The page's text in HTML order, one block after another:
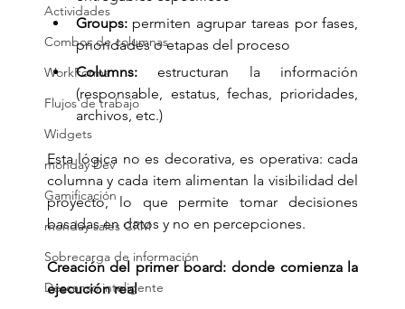
Actividades
Combos de columnas
WorkForms
Flujos de trabajo
Widgets
monday Dev
Gamificación
monday sales CRM
Sobrecarga de información
Descanso inteligente
Groups: permiten agrupar tareas por fases,
prioridades o etapas del proceso
Columns: estructuran la información
(responsable, estatus, fechas, prioridades,
archivos, etc.)
Esta lógica no es decorativa, es operativa: cada
columna y cada item alimentan la visibilidad del
proyecto, lo que permite tomar decisiones
basadas en datos y no en percepciones.
Creación del primer board: donde comienza la
ejecución real